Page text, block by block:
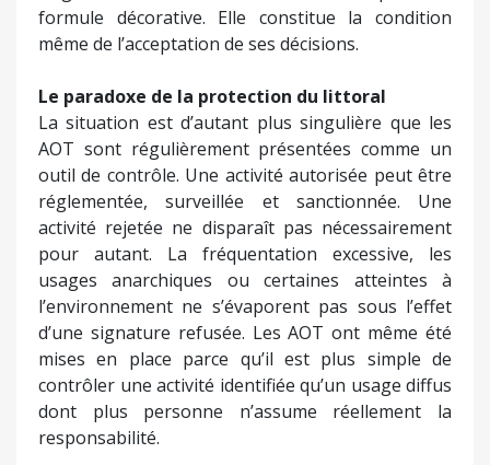
formule décorative. Elle constitue la condition
même de l’acceptation de ses décisions.
Le paradoxe de la protection du littoral
La situation est d’autant plus singulière que les
AOT sont régulièrement présentées comme un
outil de contrôle. Une activité autorisée peut être
réglementée, surveillée et sanctionnée. Une
activité rejetée ne disparaît pas nécessairement
pour autant. La fréquentation excessive, les
usages anarchiques ou certaines atteintes à
l’environnement ne s’évaporent pas sous l’effet
d’une signature refusée. Les AOT ont même été
mises en place parce qu’il est plus simple de
contrôler une activité identifiée qu’un usage diffus
dont plus personne n’assume réellement la
responsabilité.